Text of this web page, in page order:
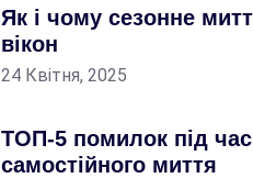
Як і чому сезонне
вікон
24 Квітня, 2025
ТОП-5 помилок під час
самостійного миття